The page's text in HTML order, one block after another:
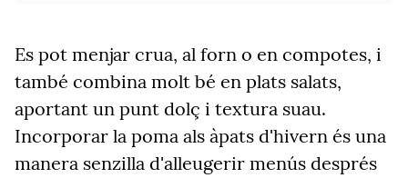
Es pot menjar crua, al forn o en compotes, i
també combina molt bé en plats salats,
aportant un punt dolç i textura suau.
Incorporar la poma als àpats d'hivern és una
manera senzilla d'alleugerir menús després